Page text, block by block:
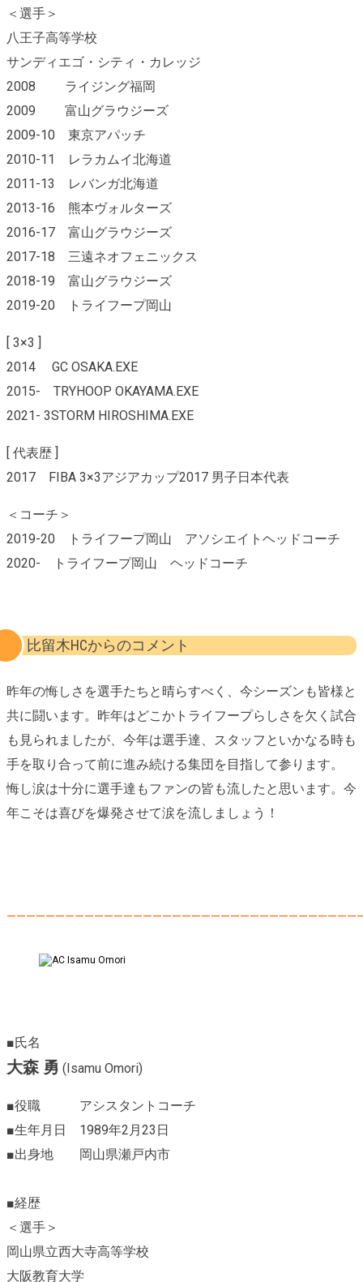
＜選手＞
八王子高等学校
サンディエゴ・シティ・カレッジ
2008 ライジング福岡
2009 富山グラウジーズ
2009-10 東京アパッチ
2010-11 レラカムイ北海道
2011-13 レバンガ北海道
2013-16 熊本ヴォルターズ
2016-17 富山グラウジーズ
2017-18 三遠ネオフェニックス
2018-19 富山グラウジーズ
2019-20 トライフープ岡山
[ 3×3 ]
2014 GC OSAKA.EXE
2015- TRYHOOP OKAYAMA.EXE
2021- 3STORM HIROSHIMA.EXE
[ 代表歴 ]
2017 FIBA 3×3アジアカップ2017 男子日本代表
＜コーチ＞
2019-20 トライフープ岡山 アソシエイトヘッドコーチ
2020- トライフープ岡山 ヘッドコーチ
比留木HCからのコメント
昨年の悔しさを選手たちと晴らすべく、今シーズンも皆様と
共に闘います。昨年はどこかトライフープらしさを欠く試合
も見られましたが、今年は選手達、スタッフといかなる時も
手を取り合って前に進み続ける集団を目指して参ります。
悔し涙は十分に選手達もファンの皆も流したと思います。今
年こそは喜びを爆発させて涙を流しましょう！
■氏名
大森 勇 (Isamu Omori)
■役職 アシスタントコーチ
■生年月日 1989年2月23日
■出身地 岡山県瀬戸内市
■経歴
＜選手＞
岡山県立西大寺高等学校
大阪教育大学